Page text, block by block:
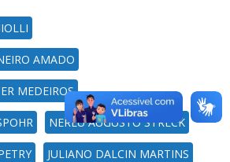
AMADO
MEDEIROS
NEREU AUGUSTO STRECK
JULIANO DALCIN MARTINS